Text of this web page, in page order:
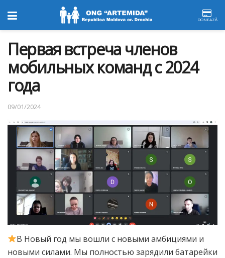
DONEAZĂ
Первая встреча членов
мобильных команд с 2024
года
09/01/2024
В Новый год мы вошли с новыми амбициями и
новыми силами. Мы полностью зарядили батарейки